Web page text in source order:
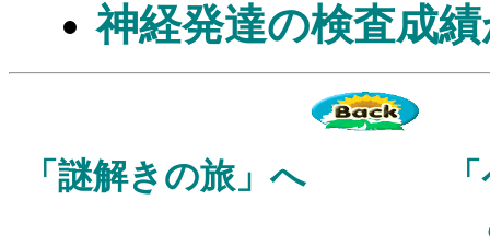
神経発達の検査成
「謎解きの旅」へ 「